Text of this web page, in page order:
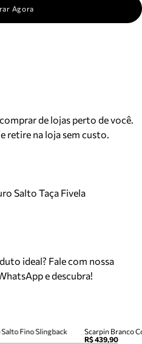
Agora
de lojas perto de você.
retire na loja sem custo.
Salto Taça Fivela
ideal? Fale com nossa
e descubra!
Fino Slingback
Scarpin Branco
R$ 439,90